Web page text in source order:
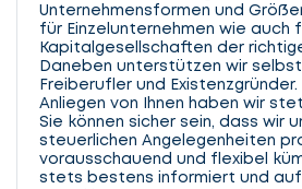
Unternehmensformen und
für Einzelunternehmen wie auch
Kapitalgesellschaften der
Daneben unterstützen wir
Freiberufler und
Anliegen von Ihnen haben wir
Sie können sicher sein, dass wir
steuerlichen Angelegenheiten
vorausschauend und flexibel
stets bestens informiert und